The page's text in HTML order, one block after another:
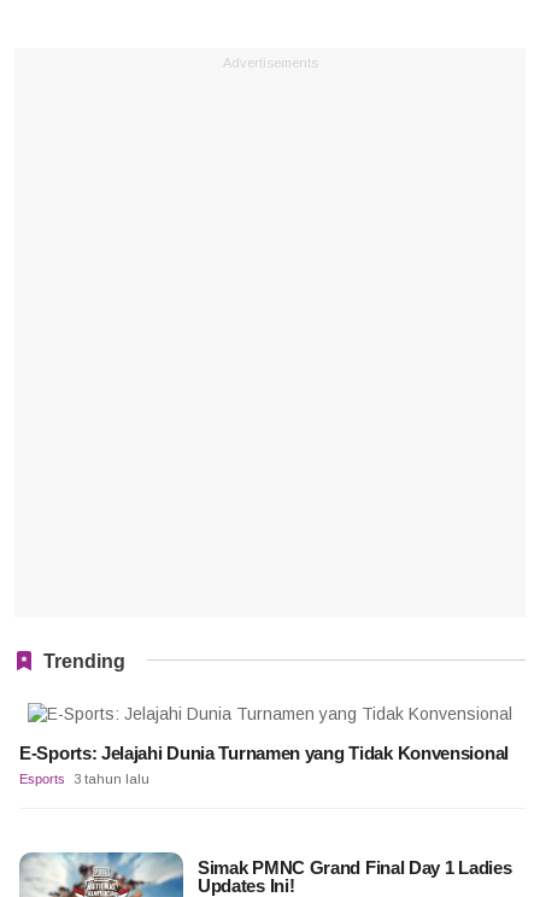
Advertisements
Trending
E-Sports: Jelajahi Dunia Turnamen yang Tidak Konvensional
Esports 3 tahun lalu
Simak PMNC Grand Final Day 1 Ladies
Updates Ini!